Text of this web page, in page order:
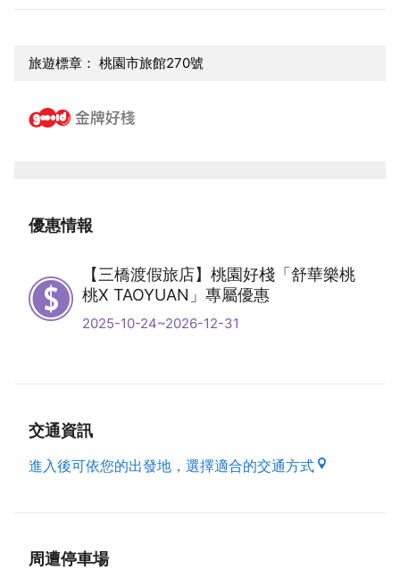
旅遊標章： 桃園市旅館270號
優惠情報
【三橋渡假旅店】桃園好棧「舒華樂桃
桃X TAOYUAN」專屬優惠
2025-10-24~2026-12-31
交通資訊
進入後可依您的出發地，選擇適合的交通方式
周遭停車場